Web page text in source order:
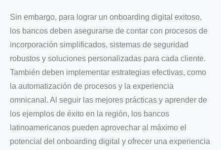
Sin embargo, para lograr un onboarding digital exitoso,
los bancos deben asegurarse de contar con procesos de
incorporación simplificados, sistemas de seguridad
robustos y soluciones personalizadas para cada cliente.
También deben implementar estrategias efectivas, como
la automatización de procesos y la experiencia
omnicanal. Al seguir las mejores prácticas y aprender de
los ejemplos de éxito en la región, los bancos
latinoamericanos pueden aprovechar al máximo el
potencial del onboarding digital y ofrecer una experiencia